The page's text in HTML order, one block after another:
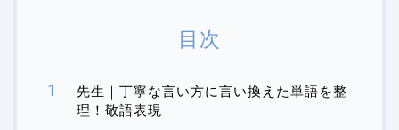
目次
先生｜丁寧な言い方に言い換えた単語を整
理！敬語表現